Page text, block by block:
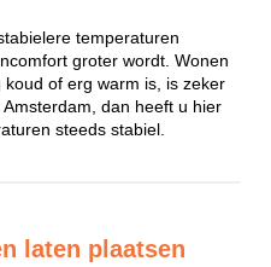
temperaturen
groter wordt. Wonen
of erg warm is, is zeker
dan heeft u hier
steeds stabiel.
laten plaatsen